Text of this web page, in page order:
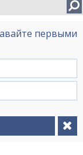
первыми